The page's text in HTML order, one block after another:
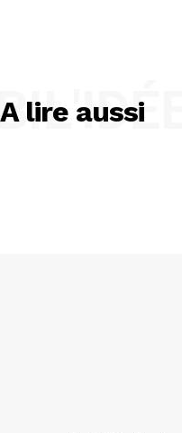
A lire aussi